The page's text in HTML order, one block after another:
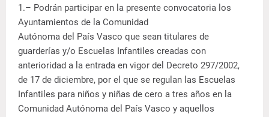
1.– Podrán participar en la presente convocatoria los
Ayuntamientos de la Comunidad
Autónoma del País Vasco que sean titulares de
guarderías y/o Escuelas Infantiles creadas con
anterioridad a la entrada en vigor del Decreto 297/2002,
de 17 de diciembre, por el que se regulan las Escuelas
Infantiles para niños y niñas de cero a tres años en la
Comunidad Autónoma del País Vasco y aquellos